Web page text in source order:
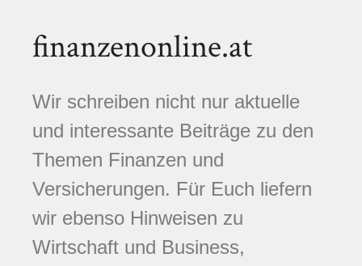
finanzenonline.at
Wir schreiben nicht nur aktuelle
und interessante Beiträge zu den
Themen Finanzen und
Versicherungen. Für Euch liefern
wir ebenso Hinweisen zu
Wirtschaft und Business,